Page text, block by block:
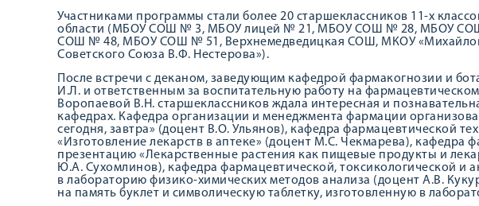
Участниками программы стали более 20 старшеклассников 11-х
области (МБОУ СОШ № 3, МБОУ лицей № 21, МБОУ СОШ № 28, МБОУ
СОШ № 48, МБОУ СОШ № 51, Верхнемедведицкая СОШ, МКОУ
Советского Союза В.Ф. Нестерова»).
После встречи с деканом, заведующим кафедрой фармакогнозии и
И.Л. и ответственным за воспитательную работу на
Воропаевой В.Н. старшеклассников ждала интересная и
кафедрах. Кафедра организации и менеджмента фармации
сегодня, завтра» (доцент В.О. Ульянов), кафедра фармацевтической
«Изготовление лекарств в аптеке» (доцент М.С. Чекмарева), кафедра
презентацию «Лекарственные растения как пищевые продукты и
Ю.А. Сухомлинов), кафедра фармацевтической, токсикологической и
в лабораторию физико-химических методов анализа (доцент А.В.
на память буклет и символическую таблетку, изготовленную в